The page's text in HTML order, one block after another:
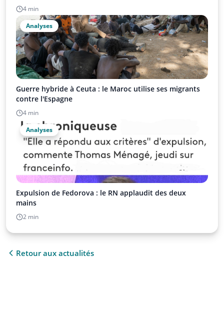
4 min
Analyses
Guerre hybride à Ceuta : le Maroc utilise ses migrants
contre l'Espagne
4 min
Analyses
Expulsion de Fedorova : le RN applaudit des deux
mains
2 min
Retour aux actualités